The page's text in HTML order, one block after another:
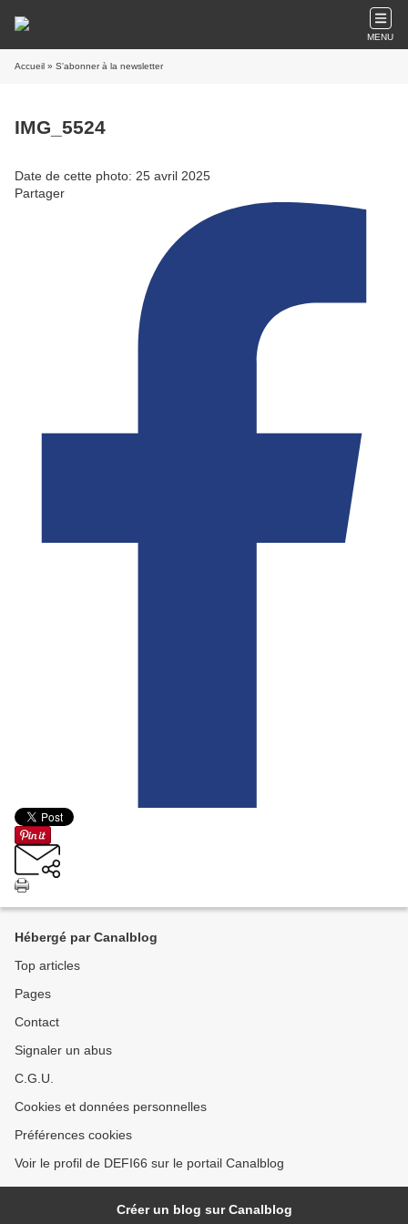
MENU
Accueil » S'abonner à la newsletter
IMG_5524
Date de cette photo: 25 avril 2025
Partager
Hébergé par Canalblog
Top articles
Pages
Contact
Signaler un abus
C.G.U.
Cookies et données personnelles
Préférences cookies
Voir le profil de DEFI66 sur le portail Canalblog
Créer un blog sur Canalblog